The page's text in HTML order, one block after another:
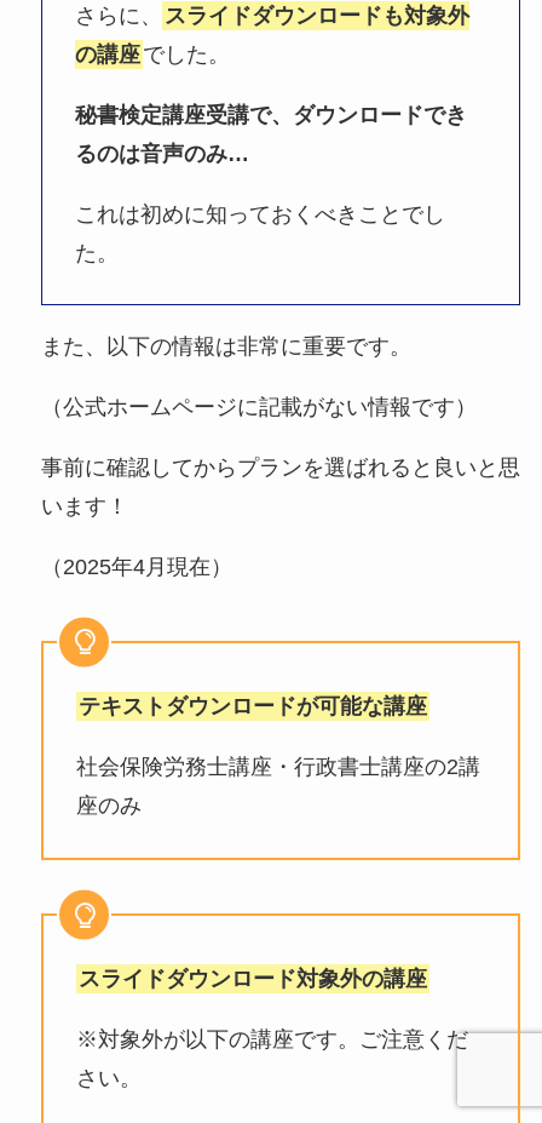
さらに、
スライドダウンロードも対象外
の講座でした。
秘書検定講座受講で、ダウンロードでき
るのは音声のみ…
これは初めに知っておくべきことでし
た。
また、以下の情報は非常に重要です。
（公式ホームページに記載がない情報です）
事前に確認してからプランを選ばれると良いと思
います！
（2025年4月現在）
テキストダウンロードが可能な講座
社会保険労務士講座・行政書士講座の2講
座のみ
スライドダウンロード対象外の講座
※対象外が以下の講座です。ご注意くだ
さい。